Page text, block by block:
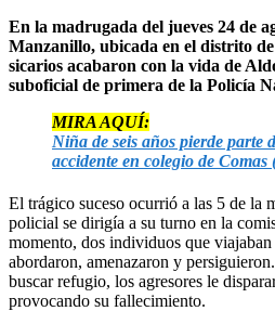
En la madrugada del jueves 24 de
Manzanillo, ubicada en el distrito
sicarios acabaron con la vida de
suboficial de primera de la Policía
MIRA AQUÍ:
Niña de seis años pierde parte
accidente en colegio de
El trágico suceso ocurrió a las 5 de la
policial se dirigía a su turno en la
momento, dos individuos que
abordaron, amenazaron y
buscar refugio, los agresores le
provocando su fallecimiento.